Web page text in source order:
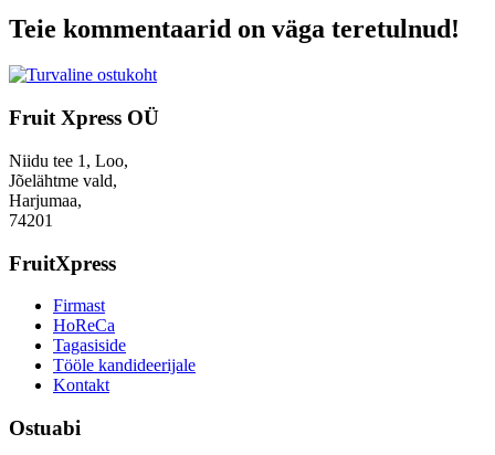
Teie kommentaarid on väga teretulnud!
Fruit Xpress OÜ
Niidu tee 1, Loo,
Jõelähtme vald,
Harjumaa,
74201
FruitXpress
Firmast
HoReCa
Tagasiside
Tööle kandideerijale
Kontakt
Ostuabi